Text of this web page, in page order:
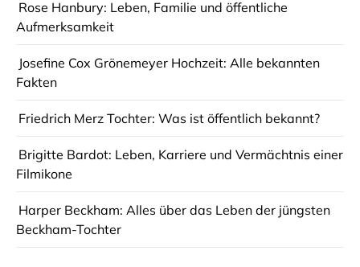
Rose Hanbury: Leben, Familie und öffentliche
Aufmerksamkeit
Josefine Cox Grönemeyer Hochzeit: Alle bekannten
Fakten
Friedrich Merz Tochter: Was ist öffentlich bekannt?
Brigitte Bardot: Leben, Karriere und Vermächtnis einer
Filmikone
Harper Beckham: Alles über das Leben der jüngsten
Beckham-Tochter